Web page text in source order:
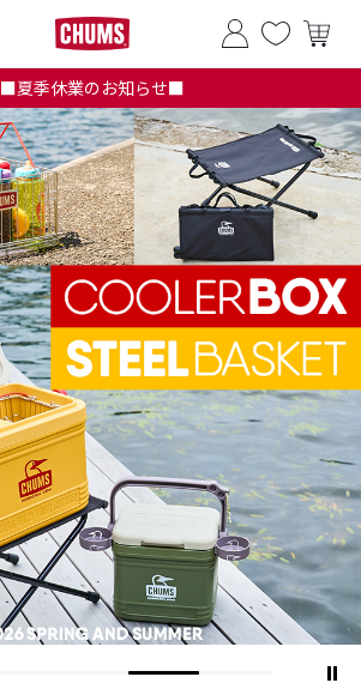
■夏季休業のお知らせ■